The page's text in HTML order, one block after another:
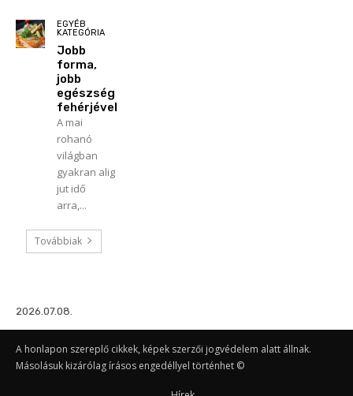
EGYÉB
KATEGÓRIA
Jobb
forma,
jobb
egészség
fehérjével
A mai
rohanó
világban
gyakran alig
jut idő
arra,...
Továbbiak
2026.07.08.
A honlapon szereplő cikkek, képek szerzői jogvédelem alatt állnak.
Másolásuk kizárólag írásos engedéllyel történhet ©